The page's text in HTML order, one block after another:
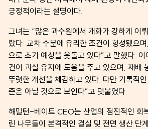
긍정적이라는 설명이다.
그녀는 “많은 과수원에서 개화가 강하게 이
랐다. 교차 수분에 유리한 조건이 형성됐으
으로 초기 예상을 웃돌고 있다”고 말했다.
건이 과실 유지에 도움을 주고 있으며, 재배
뚜렷한 개선을 체감하고 있다. 다만 기록적
즌은 아닐 것으로 보인다”고 덧붙였다.
해밀턴-베이트 CEO는 산업의 점진적인 회
린 나무들이 본격적인 결실 및 전면 생산 단